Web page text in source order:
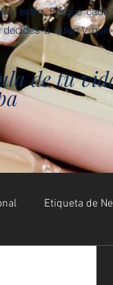
y estilo. Porque cada
a quién y qué
de tu
Etiqueta de